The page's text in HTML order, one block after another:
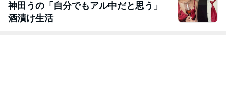
神田うの「自分でもアル中だと思う」
酒漬け生活